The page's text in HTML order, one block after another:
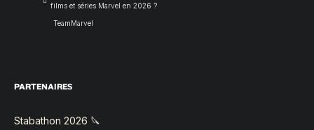
films et séries Marvel en 2026 ?
TeamMarvel
PARTENAIRES
Stabathon 2026 🔪